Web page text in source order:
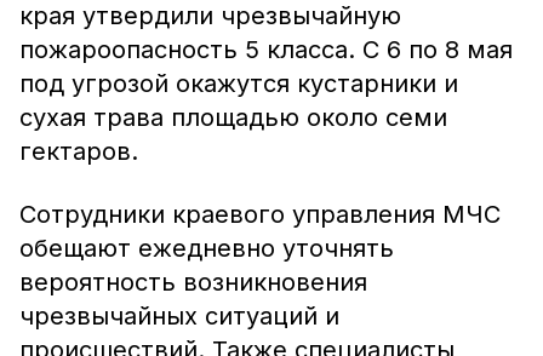
края утвердили чрезвычайную
пожароопасность 5 класса. С 6 по 8 мая
под угрозой окажутся кустарники и
сухая трава площадью около семи
гектаров.
Сотрудники краевого управления МЧС
обещают ежедневно уточнять
вероятность возникновения
чрезвычайных ситуаций и
происшествий. Также специалисты